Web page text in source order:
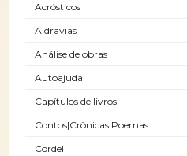
Acrósticos
Aldravias
Análise de obras
Autoajuda
Capítulos de livros
Contos|Crônicas|Poemas
Cordel